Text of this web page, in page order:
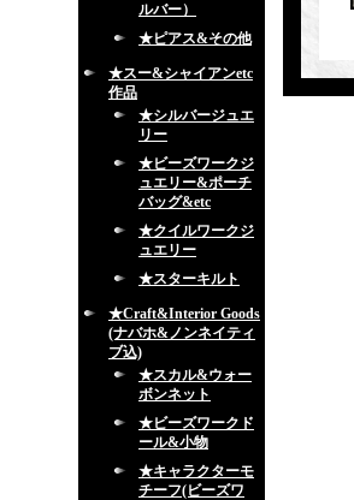
ルバー）
★ピアス&その他
★スー&シャイアンetc
作品
★シルバージュエ
リー
★ビーズワークジ
ュエリー&ポーチ
バッグ&etc
★クイルワークジ
ュエリー
★スターキルト
★Craft&Interior Goods
(ナバホ&ノンネイティ
ブ込)
★スカル&ウォー
ボンネット
★ビーズワークド
ール&小物
★キャラクターモ
チーフ(ビーズワ